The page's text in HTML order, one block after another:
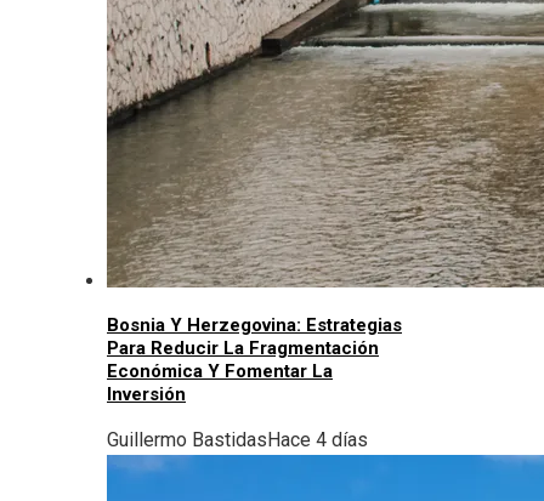
Bosnia Y Herzegovina: Estrategias
Para Reducir La Fragmentación
Económica Y Fomentar La
Inversión
Guillermo BastidasHace 4 días